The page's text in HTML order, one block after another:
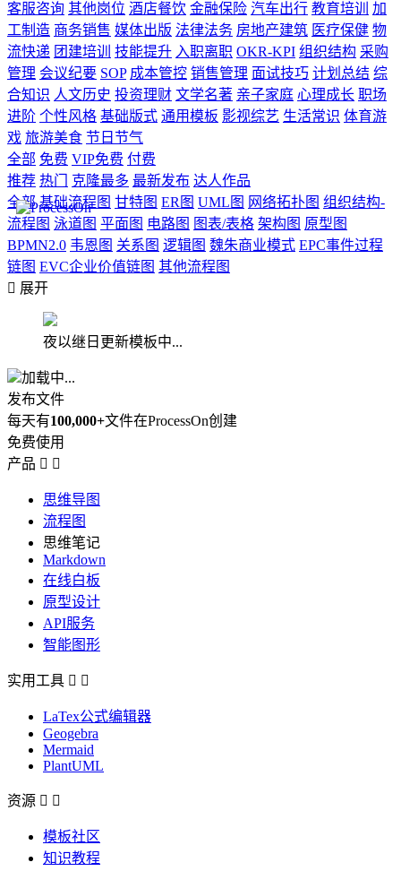
客服咨询 其他岗位 酒店餐饮 金融保险 汽车出行 教育培训
加
工制造 商务销售 媒体出版 法律法务 房地产建筑 医疗保健 物
流快递 团建培训 技能提升 入职离职 OKR-KPI 组织结构 采购
管理 会议纪要 SOP 成本管控 销售管理 面试技巧 计划总结 综
合知识 人文历史 投资理财 文学名著 亲子家庭 心理成长 职场
进阶 个性风格 基础版式 通用模板 影视综艺 生活常识 体育游
戏 旅游美食 节日节气
全部 免费 VIP免费 付费
推荐 热门 克隆最多 最新发布 达人作品
全部 基础流程图 甘特图 ER图 UML图 网络拓扑图 组织结构-
流程图 泳道图 平面图 电路图 图表/表格 架构图 原型图
BPMN2.0 韦恩图 关系图 逻辑图 魏朱商业模式 EPC事件过程
链图 EVC企业价值链图 其他流程图
 展开
夜以继日更新模板中...
加载中...
发布文件
每天有100,000+文件在ProcessOn创建
免费使用
产品  
思维导图
流程图
思维笔记
Markdown
在线白板
原型设计
API服务
智能图形
实用工具  
LaTex公式编辑器
Geogebra
Mermaid
PlantUML
资源  
模板社区
知识教程